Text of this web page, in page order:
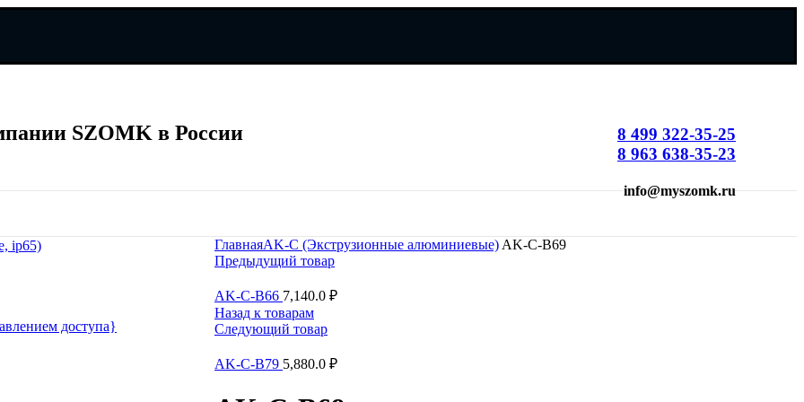
SZOMK в России
SZOMK в России
8 499 322-35-25
8 963 638-35-23
info@myszomk.ru
ip65)
доступа}
ГлавнаяAK-C (Экструзионные алюминиевые) AK-C-B69
Предыдущий товар
AK-C-B66 7,140.0 ₽
Назад к товарам
Следующий товар
AK-C-B79 5,880.0 ₽